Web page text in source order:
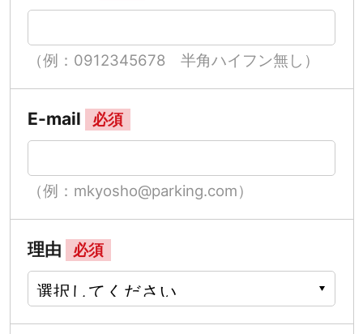
（例：0912345678 半角ハイフン無し）
E-mail 必須
（例：mkyosho@parking.com）
理由 必須